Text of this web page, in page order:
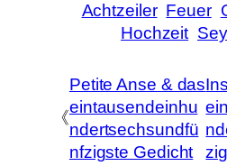
Achtzeiler Feuer
Hochzeit
《
Petite Anse & das
eintausendeinhu
ndertsechsundfü
nfzigste Gedicht